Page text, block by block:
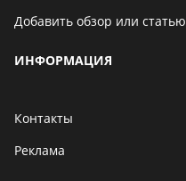
Добавить обзор или статью
ИНФОРМАЦИЯ
Контакты
Реклама